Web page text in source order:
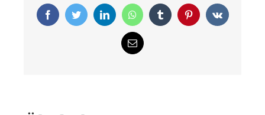
FacebookTwitterLinkedInWhatsAppTumblrPinterestVk
E-
Mail